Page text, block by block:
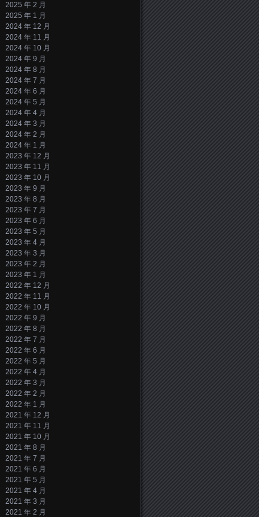
2025 年 2 月
2025 年 1 月
2024 年 12 月
2024 年 11 月
2024 年 10 月
2024 年 9 月
2024 年 8 月
2024 年 7 月
2024 年 6 月
2024 年 5 月
2024 年 4 月
2024 年 3 月
2024 年 2 月
2024 年 1 月
2023 年 12 月
2023 年 11 月
2023 年 10 月
2023 年 9 月
2023 年 8 月
2023 年 7 月
2023 年 6 月
2023 年 5 月
2023 年 4 月
2023 年 3 月
2023 年 2 月
2023 年 1 月
2022 年 12 月
2022 年 11 月
2022 年 10 月
2022 年 9 月
2022 年 8 月
2022 年 7 月
2022 年 6 月
2022 年 5 月
2022 年 4 月
2022 年 3 月
2022 年 2 月
2022 年 1 月
2021 年 12 月
2021 年 11 月
2021 年 10 月
2021 年 8 月
2021 年 7 月
2021 年 6 月
2021 年 5 月
2021 年 4 月
2021 年 3 月
2021 年 2 月